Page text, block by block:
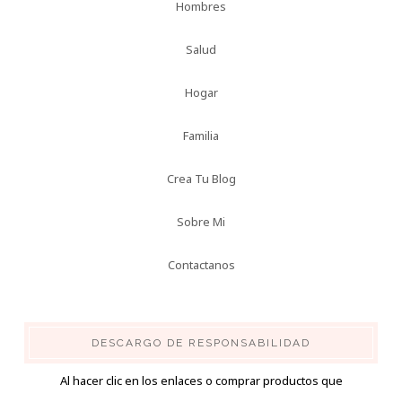
Hombres
Salud
Hogar
Familia
Crea Tu Blog
Sobre Mi
Contactanos
DESCARGO DE RESPONSABILIDAD
Al hacer clic en los enlaces o comprar productos que